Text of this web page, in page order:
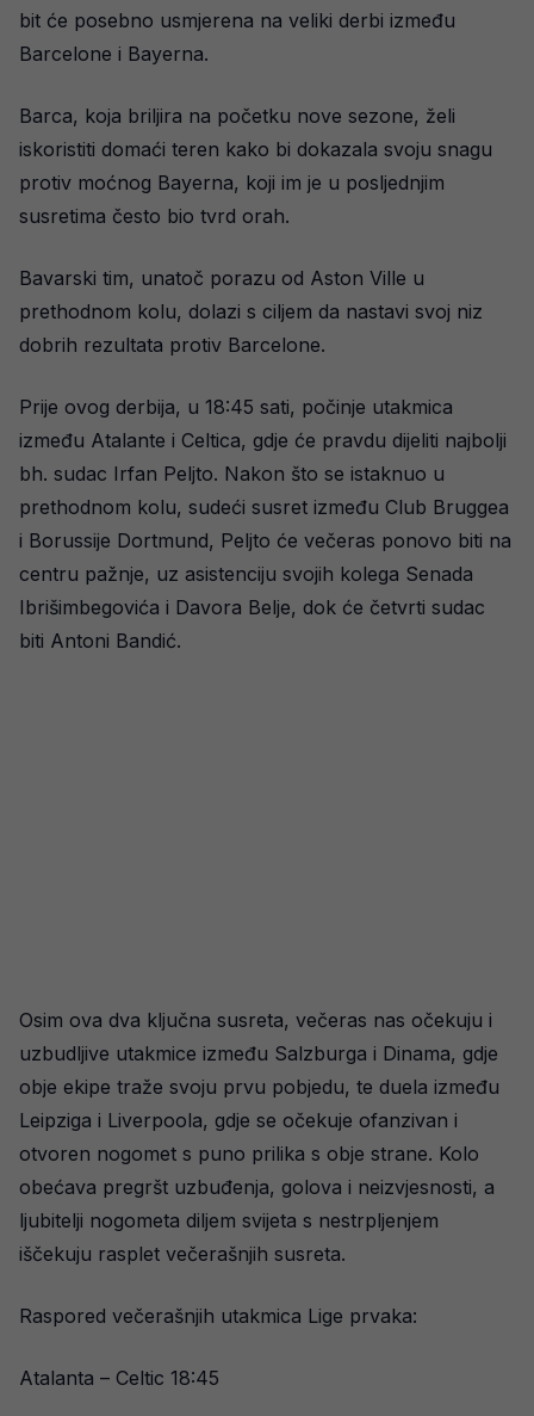
bit će posebno usmjerena na veliki derbi između
Barcelone i Bayerna.
Barca, koja briljira na početku nove sezone, želi
iskoristiti domaći teren kako bi dokazala svoju snagu
protiv moćnog Bayerna, koji im je u posljednjim
susretima često bio tvrd orah.
Bavarski tim, unatoč porazu od Aston Ville u
prethodnom kolu, dolazi s ciljem da nastavi svoj niz
dobrih rezultata protiv Barcelone.
Prije ovog derbija, u 18:45 sati, počinje utakmica
između Atalante i Celtica, gdje će pravdu dijeliti najbolji
bh. sudac Irfan Peljto. Nakon što se istaknuo u
prethodnom kolu, sudeći susret između Club Bruggea
i Borussije Dortmund, Peljto će večeras ponovo biti na
centru pažnje, uz asistenciju svojih kolega Senada
Ibrišimbegovića i Davora Belje, dok će četvrti sudac
biti Antoni Bandić.
Osim ova dva ključna susreta, večeras nas očekuju i
uzbudljive utakmice između Salzburga i Dinama, gdje
obje ekipe traže svoju prvu pobjedu, te duela između
Leipziga i Liverpoola, gdje se očekuje ofanzivan i
otvoren nogomet s puno prilika s obje strane. Kolo
obećava pregršt uzbuđenja, golova i neizvjesnosti, a
ljubitelji nogometa diljem svijeta s nestrpljenjem
iščekuju rasplet večerašnjih susreta.
Raspored večerašnjih utakmica Lige prvaka:
Atalanta – Celtic 18:45